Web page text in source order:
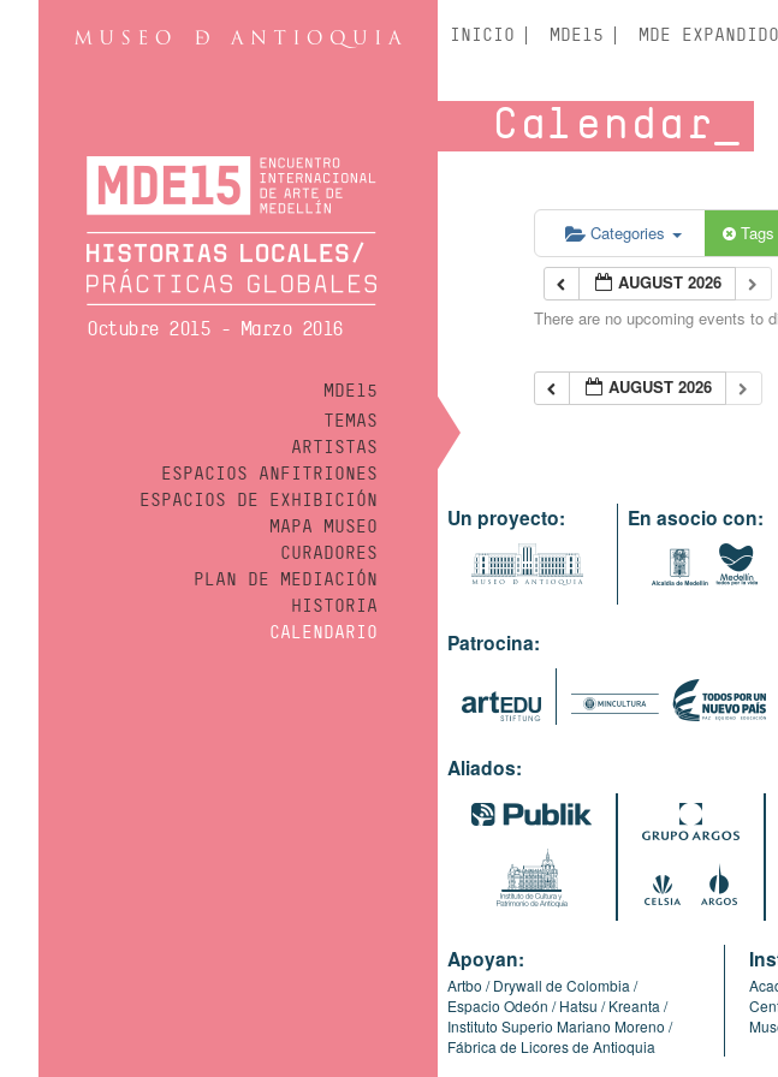
Octubre 2015 - Marzo 2016
MDE15
TEMAS
ARTISTAS
ESPACIOS ANFITRIONES
ESPACIOS DE EXHIBICIÓN
MAPA MUSEO
CURADORES
PLAN DE MEDIACIÓN
HISTORIA
CALENDARIO
INICIO MDE15 MDE EXPANDIDO
Calendar
Categories Tags
AUGUST 2026
There are no upcoming events to
AUGUST 2026
Un proyecto: En asocio con:
Patrocina:
Aliados:
Apoyan:
Artbo
Drywall de Colombia
Espacio Odeón
Hatsu
Kreanta
Instituto Superio Mariano Moreno
Fábrica de Licores de Antioquia